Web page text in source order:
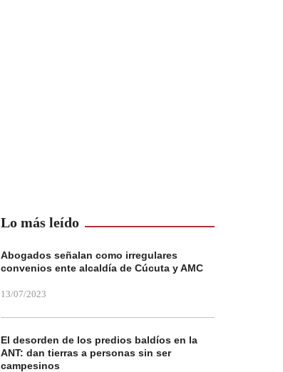
Lo más leído
Abogados señalan como irregulares
convenios ente alcaldía de Cúcuta y AMC
13/07/2023
El desorden de los predios baldíos en la
ANT: dan tierras a personas sin ser
campesinos